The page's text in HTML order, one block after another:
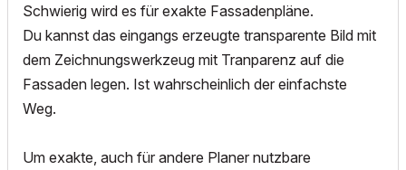
Schwierig wird es für exakte Fassadenpläne.
Du kannst das eingangs erzeugte transparente Bild mit
dem Zeichnungswerkzeug mit Tranparenz auf die
Fassaden legen. Ist wahrscheinlich der einfachste
Weg.
Um exakte, auch für andere Planer nutzbare